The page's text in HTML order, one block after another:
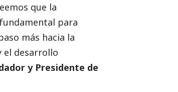
que la
para
más hacia la
el desarrollo
y Presidente de